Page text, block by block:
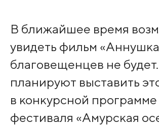
В ближайшее время
увидеть фильм
благовещенцев не
планируют выставить
в конкурсной программе
фестиваля «Амурская